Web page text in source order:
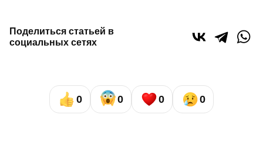
Поделиться статьей в
социальных сетях
0 0 0 0